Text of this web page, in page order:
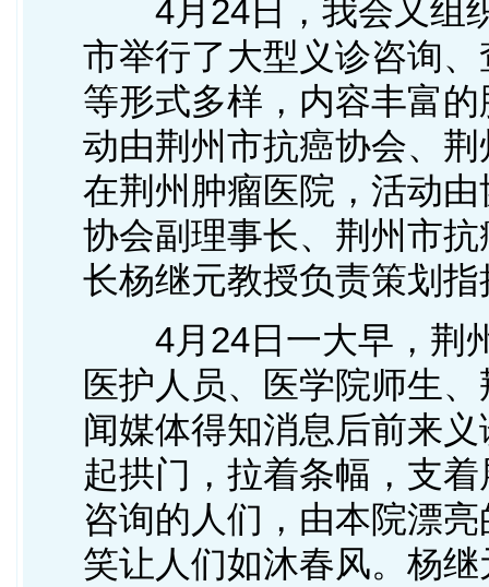
4月24日，我会又组织
市举行了大型义诊咨询
等形式多样，内容丰富
动由荆州市抗癌协会、
在荆州肿瘤医院，活动
协会副理事长、荆州市
长杨继元教授负责策划指
4月24日一大早，荆
医护人员、医学院师生
闻媒体得知消息后前来
起拱门，拉着条幅，支
咨询的人们，由本院漂
笑让人们如沐春风。杨